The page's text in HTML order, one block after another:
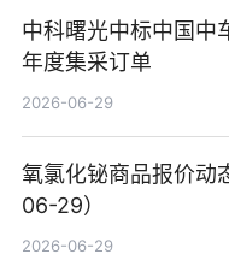
中科曙光中标中国中
年度集采订单
2026-06-29
氧氯化铋商品报价动
06-29）
2026-06-29